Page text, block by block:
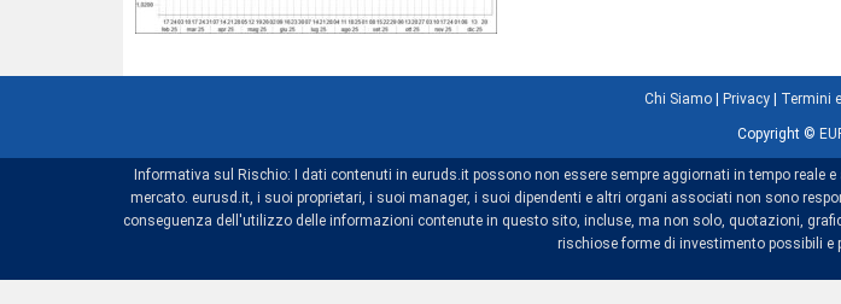
Chi Siamo| Privacy| Termini
Copyright ©
Informativa sul Rischio: I dati contenuti in euruds.it possono non essere sempre aggiornati in tempo
mercato. eurusd.it, i suoi proprietari, i suoi manager, i suoi dipendenti e altri organi associati non sono
conseguenza dell'utilizzo delle informazioni contenute in questo sito, incluse, ma non solo, quotazioni,
rischiose forme di investimento possibili e